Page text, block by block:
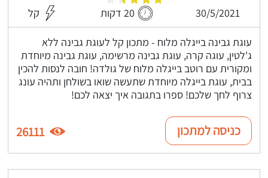
30/5/2021 20 דקות קל
עוגת גבינה בייגלה מלוח - מתכון קל לעוגת גבינה ללא
ג'לטין, עוגה קרה, עוגת גבינה מרשימה, עוגת גבינה מיוחדת
ומקורית עם רוטב בייגלה מלוח של גולדה! חובה לנסות להכין
בבית, עוגת בייגלה מיוחדת שתעשה שואו בשולחן ותהיה עונג
צרוף לחך שלכם! ספרו בתגובה איך יצאה לכם!
כניסה למתכון 26111